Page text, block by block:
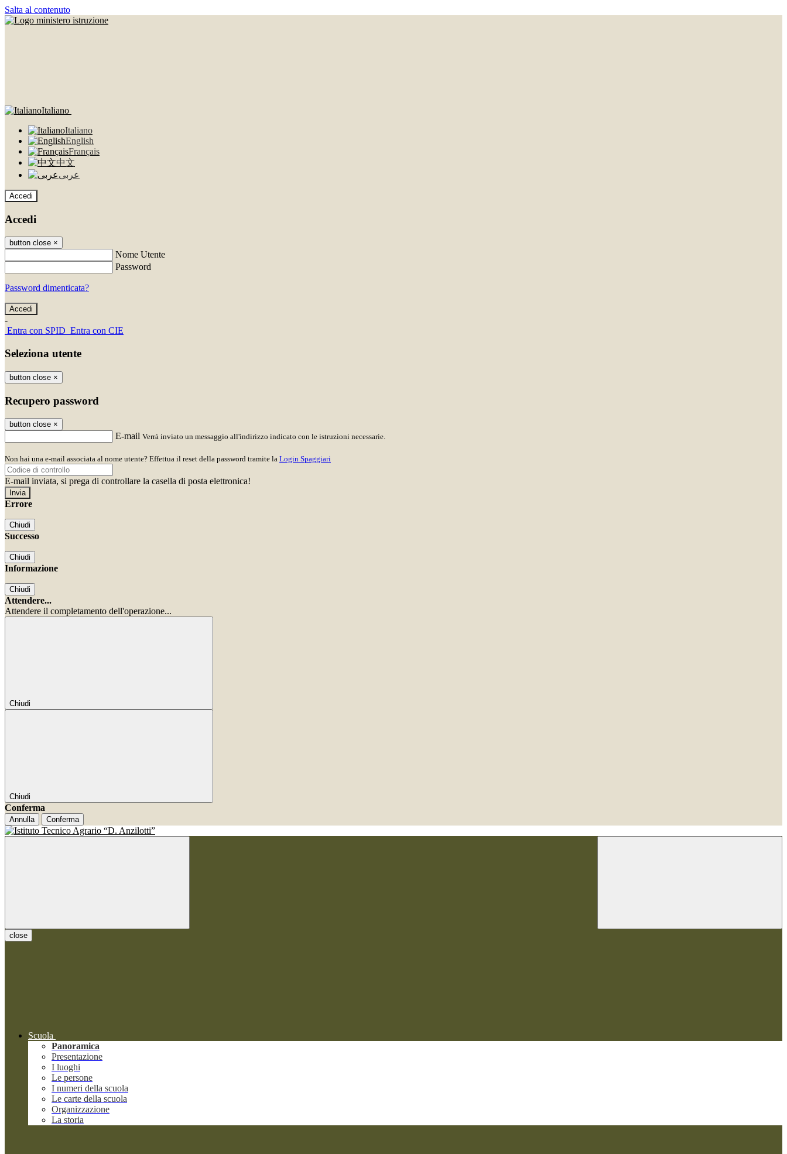
Salta al contenuto
Italiano
Italiano
English
Français
中文
عربى
Accedi
Accedi
button close ×
Nome Utente
Password
Password dimenticata?
-
Entra con SPID Entra con CIE
Seleziona utente
button close ×
Recupero password
button close ×
E-mail Verrà inviato un messaggio all'indirizzo indicato con le istruzioni necessarie.
Non hai una e-mail associata al nome utente? Effettua il reset della password tramite la Login Spaggiari
E-mail inviata, si prega di controllare la casella di posta elettronica!
Errore
Chiudi
Successo
Chiudi
Informazione
Chiudi
Attendere...
Attendere il completamento dell'operazione...
Chiudi
Chiudi
Conferma
Annulla Conferma
close
Scuola
Panoramica
Presentazione
I luoghi
Le persone
I numeri della scuola
Le carte della scuola
Organizzazione
La storia